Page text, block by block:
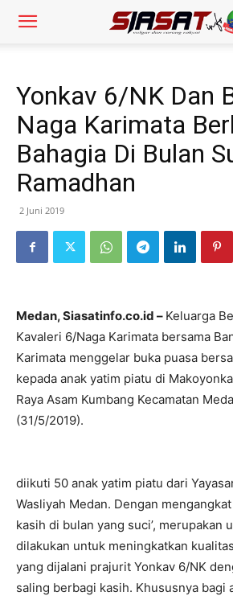
Yonkav 6/NK Dan
Naga Karimata
Bahagia Di Bulan
Ramadhan
2 Juni 2019
Medan, Siasatinfo.co.id – Keluarga
Kavaleri 6/Naga Karimata bersama
Karimata menggelar buka puasa
kepada anak yatim piatu di
Raya Asam Kumbang Kecamatan
(31/5/2019).
diikuti 50 anak yatim piatu dari
Wasliyah Medan. Dengan mengangkat
kasih di bulan yang suci’, merupakan
dilakukan untuk meningkatkan
yang dijalani prajurit Yonkav 6/NK
saling berbagi kasih. Khususnya bagi